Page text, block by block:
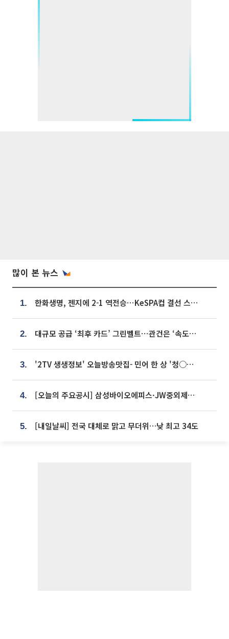
많이 본 뉴스
1. 한화생명, 젠지에 2-1 역전승⋯KeSPA컵 결선 스테이지 2 직행
2. 대규모 공급 ‘최후 카드’ 그린벨트⋯관건은 ‘속도’ [주택공급 승부수의 조건]
3. '2TV 생생정보' 오늘방송맛집- 민어 한 상 '청○○○' vs 전복 한 상 '명○'
4. [오늘의 주요공시] 삼성바이오에피스·JW중외제약·한미반도체·SK바이오사이언스 등
5. [내일날씨] 전국 대체로 맑고 무더위…낮 최고 34도